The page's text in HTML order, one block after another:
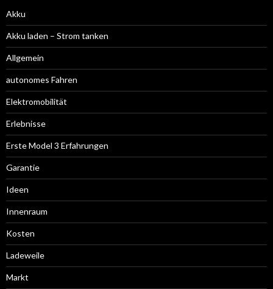
Akku
Akku laden – Strom tanken
Allgemein
autonomes Fahren
Elektromobilität
Erlebnisse
Erste Model 3 Erfahrungen
Garantie
Ideen
Innenraum
Kosten
Ladeweile
Markt